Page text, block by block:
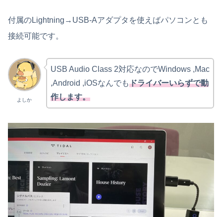
付属のLightning→USB-Aアダプタを使えばパソコンとも
接続可能です。
よしか
USB Audio Class 2対応なのでWindows ,Mac
,Android ,iOSなんでもドライバーいらずで動
作します。